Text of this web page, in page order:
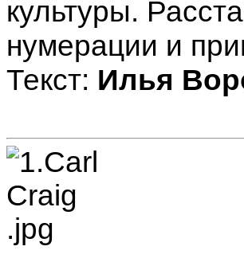
культуры.
нумерации и
Текст: Илья